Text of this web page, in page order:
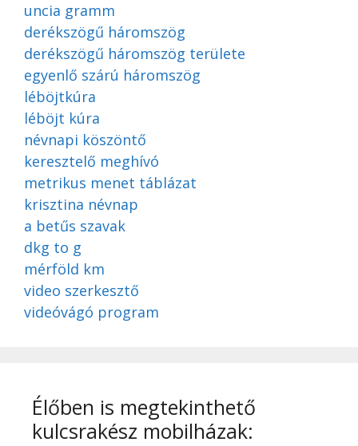
uncia gramm
derékszögű háromszög
derékszögű háromszög területe
egyenlő szárú háromszög
léböjtkúra
léböjt kúra
névnapi köszöntő
keresztelő meghívó
metrikus menet táblázat
krisztina névnap
a betűs szavak
dkg to g
mérföld km
video szerkesztő
videóvágó program
Élőben is megtekinthető
kulcsrakész mobilházak: